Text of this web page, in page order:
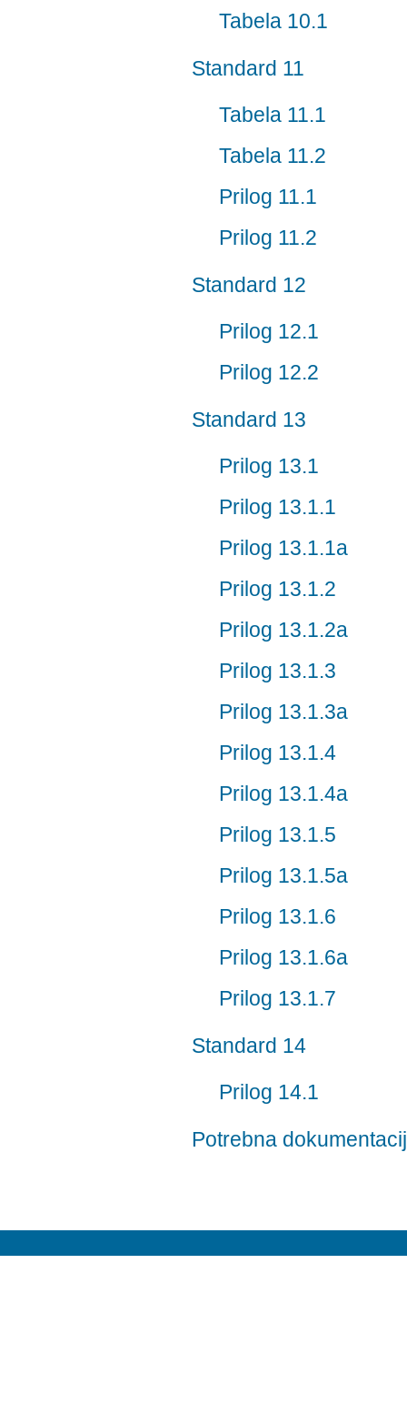
Tabela 10.1
Standard 11
Tabela 11.1
Tabela 11.2
Prilog 11.1
Prilog 11.2
Standard 12
Prilog 12.1
Prilog 12.2
Standard 13
Prilog 13.1
Prilog 13.1.1
Prilog 13.1.1a
Prilog 13.1.2
Prilog 13.1.2a
Prilog 13.1.3
Prilog 13.1.3a
Prilog 13.1.4
Prilog 13.1.4a
Prilog 13.1.5
Prilog 13.1.5a
Prilog 13.1.6
Prilog 13.1.6a
Prilog 13.1.7
Standard 14
Prilog 14.1
Potrebna